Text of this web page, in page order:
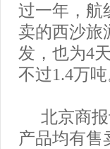
过一年，航
卖的西沙旅
发，也为4
不过1.4万吨
北京商
产品均有售